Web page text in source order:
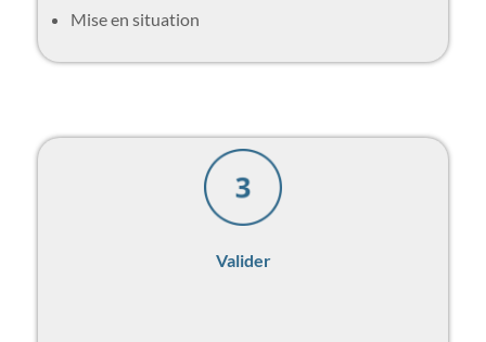
Mise en situation
Valider